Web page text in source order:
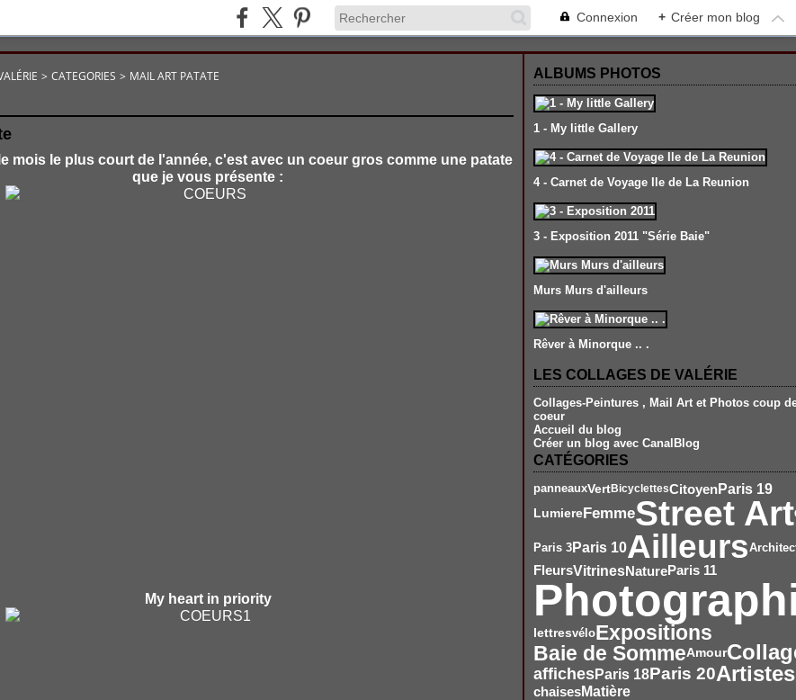
Connexion + Créer mon blog
> CATEGORIES > MAIL ART PATATE
mois le plus court de l'année, c'est avec un coeur gros comme une patate
que je vous présente :
My heart in priority
ALBUMS PHOTOS
1 - My little Gallery
4 - Carnet de Voyage Ile de La Reunion
3 - Exposition 2011 "Série Baie"
Murs Murs d'ailleurs
Rêver à Minorque .. .
LES COLLAGES DE VALÉRIE
Collages-Peintures , Mail Art et Photos coup
coeur
Accueil du blog
Créer un blog avec CanalBlog
CATÉGORIES
panneauxVertBicyclettesCitoyenParis 19
LumiereFemmeStreet Art
Paris 3 Paris 10Ailleurs
FleursVitrinesNatureParis 11
lettresvéloExpositions
Baie de SommeAmour
affichesParis 18Paris 20Artistes
chaisesMatière